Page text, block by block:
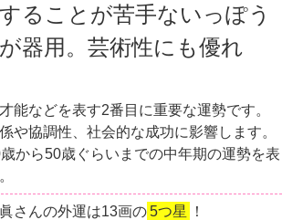
ることが苦手ないっぽう
器用。芸術性にも優れ
能などを表す2番目に重要な運勢です。
や協調性、社会的な成功に影響します。
から50歳ぐらいまでの中年期の運勢を表
さんの外運は13画の5つ星 ！